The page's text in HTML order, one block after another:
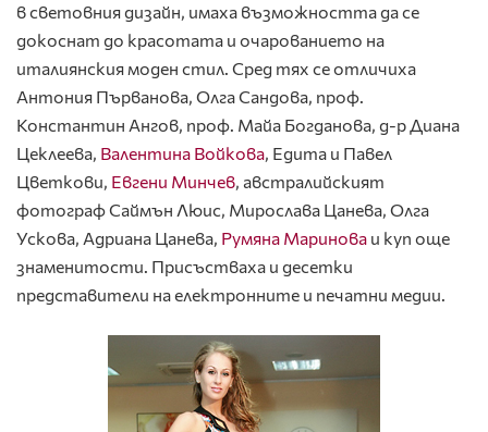
в световния дизайн, имаха възможността да се
докоснат до красотата и очарованието на
италиянския моден стил. Сред тях се отличиха
Антония Първанова, Олга Сандова, проф.
Константин Ангов, проф. Майа Богданова, д-р Диана
Цеклеева, Валентина Войкова, Едита и Павел
Цветкови, Евгени Минчев, австралийският
фотограф Саймън Люис, Мирослава Цанева, Олга
Ускова, Адриана Цанева, Румяна Маринова и куп още
знаменитости. Присъстваха и десетки
представители на електронните и печатни медии.